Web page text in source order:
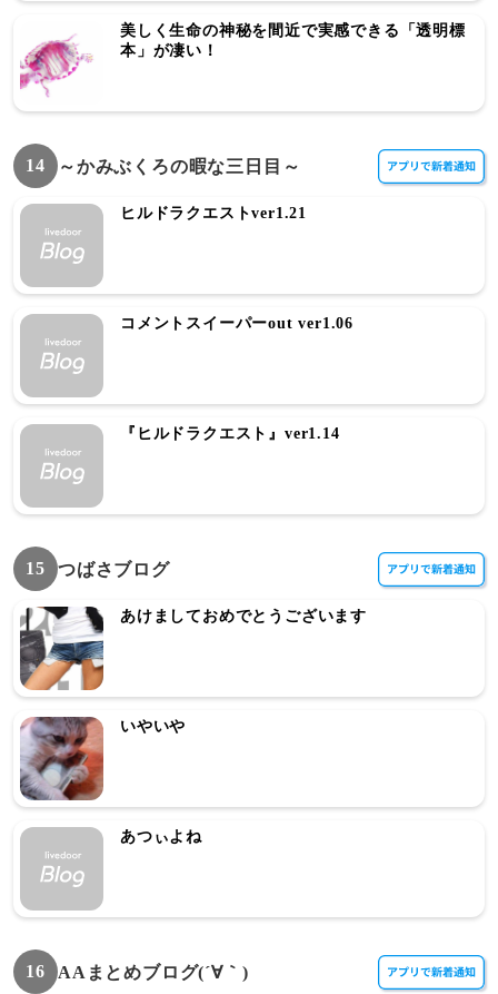
美しく生命の神秘を間近で実感できる「透明標
本」が凄い！
14 ～かみぶくろの暇な三日目～
ヒルドラクエストver1.21
コメントスイーパーout ver1.06
『ヒルドラクエスト』ver1.14
15 つばさブログ
あけましておめでとうございます
いやいや
あつぃよね
16 AAまとめブログ(´∀｀)